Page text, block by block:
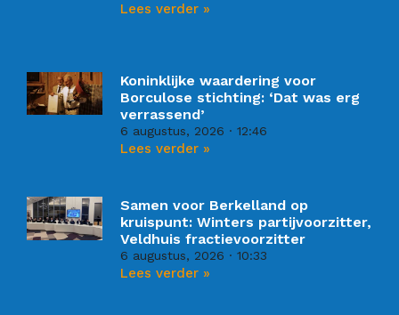
Lees verder »
Koninklijke waardering voor
Borculose stichting: ‘Dat was erg
verrassend’
6 augustus, 2026 12:46
Lees verder »
Samen voor Berkelland op
kruispunt: Winters partijvoorzitter,
Veldhuis fractievoorzitter
6 augustus, 2026 10:33
Lees verder »